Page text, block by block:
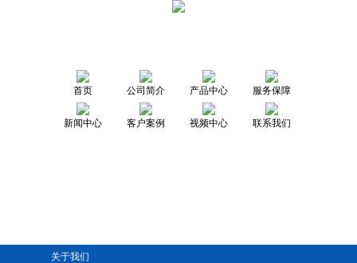
首页 公司简介 产品中心 服务保障
新闻中心 客户案例 视频中心 联系我们
关于我们